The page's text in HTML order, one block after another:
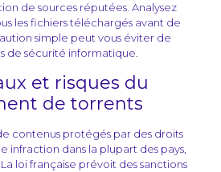
de sources réputées. Analysez
les fichiers téléchargés avant de
simple peut vous éviter de
de sécurité informatique.
et risques du
de torrents
contenus protégés par des droits
infraction dans la plupart des pays,
loi française prévoit des sanctions